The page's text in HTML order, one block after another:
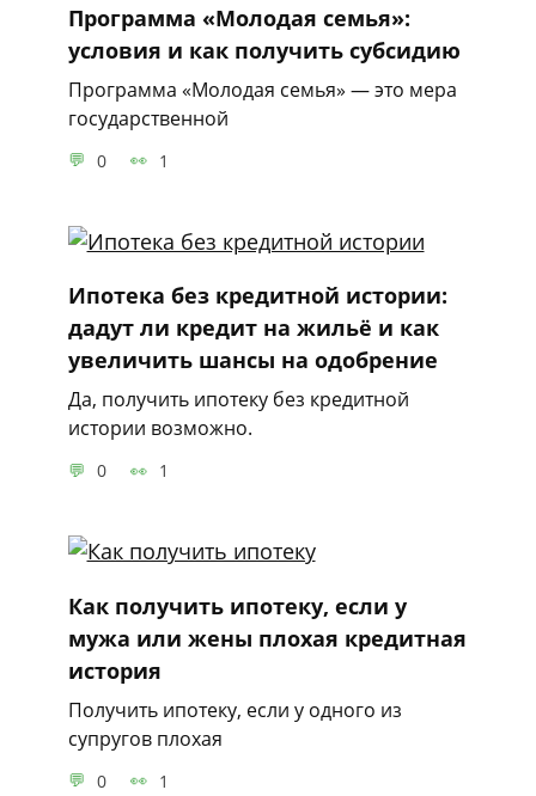
Программа «Молодая семья»:
условия и как получить субсидию
Программа «Молодая семья» — это мера
государственной
0 1
Ипотека без кредитной истории:
дадут ли кредит на жильё и как
увеличить шансы на одобрение
Да, получить ипотеку без кредитной
истории возможно.
0 1
Как получить ипотеку, если у
мужа или жены плохая кредитная
история
Получить ипотеку, если у одного из
супругов плохая
0 1